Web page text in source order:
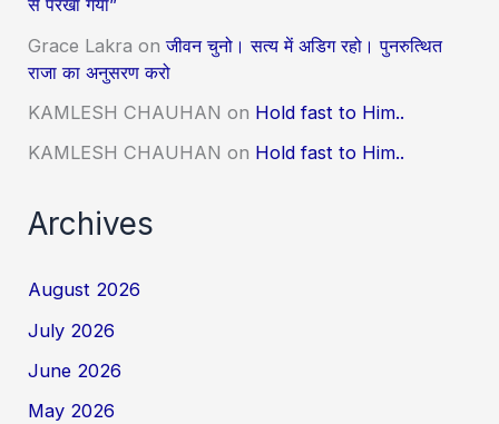
से परखा गया”
Grace Lakra onजीवन चुनो। सत्य में अडिग रहो। पुनरुत्थित
राजा का अनुसरण करो
KAMLESH CHAUHAN on Hold fast to Him..
KAMLESH CHAUHAN on Hold fast to Him..
Archives
August 2026
July 2026
June 2026
May 2026